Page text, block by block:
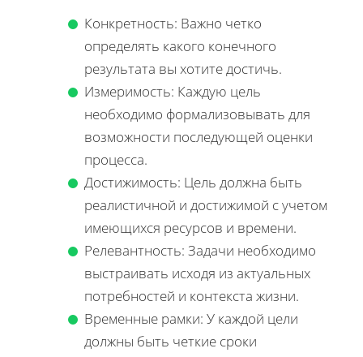
Конкретность: Важно четко
определять какого конечного
результата вы хотите достичь.
Измеримость: Каждую цель
необходимо формализовывать для
возможности последующей оценки
процесса.
Достижимость: Цель должна быть
реалистичной и достижимой с учетом
имеющихся ресурсов и времени.
Релевантность: Задачи необходимо
выстраивать исходя из актуальных
потребностей и контекста жизни.
Временные рамки: У каждой цели
должны быть четкие сроки